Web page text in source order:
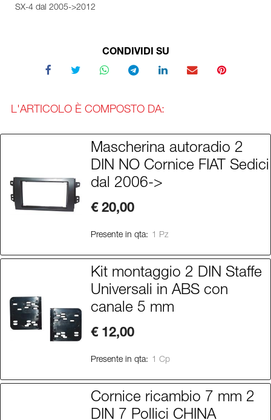
SX-4 dal 2005->2012
CONDIVIDI SU
L'ARTICOLO È COMPOSTO DA:
Mascherina autoradio 2
DIN NO Cornice FIAT Sedici
dal 2006->
€ 20,00
Presente in qta: 1 Pz
Kit montaggio 2 DIN Staffe
Universali in ABS con
canale 5 mm
€ 12,00
Presente in qta: 1 Cp
Cornice ricambio 7 mm 2
DIN 7 Pollici CHINA